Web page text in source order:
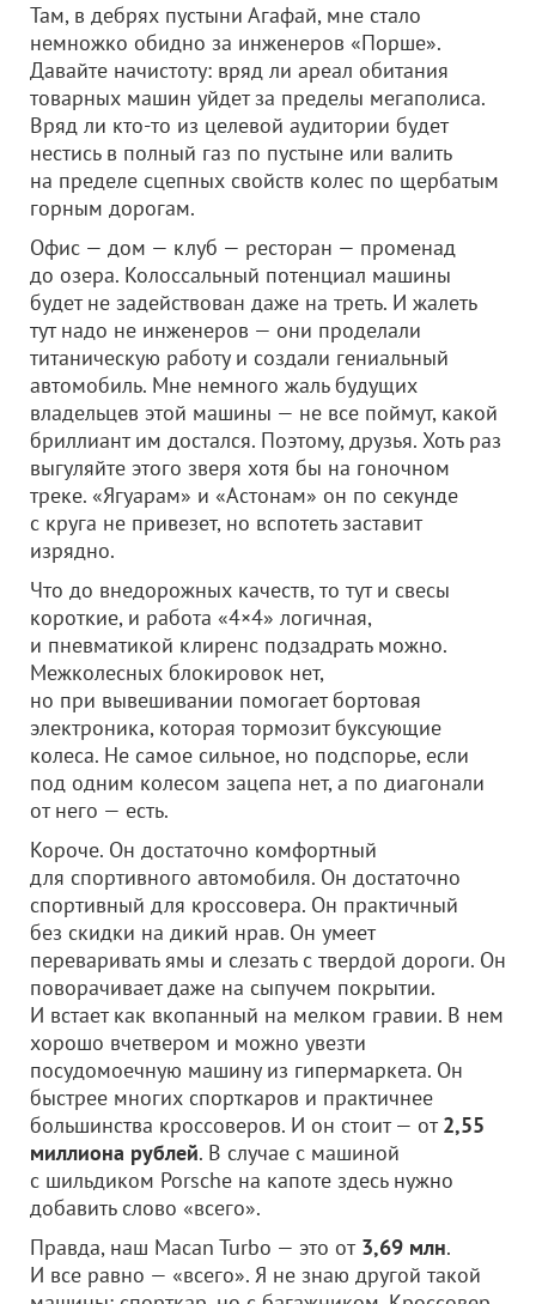
Там, в дебрях пустыни Агафай, мне стало
немножко обидно за инженеров «Порше».
Давайте начистоту: вряд ли ареал обитания
товарных машин уйдет за пределы мегаполиса.
Вряд ли кто-то из целевой аудитории будет
нестись в полный газ по пустыне или валить
на пределе сцепных свойств колес по щербатым
горным дорогам.
Офис — дом — клуб — ресторан — променад
до озера. Колоссальный потенциал машины
будет не задействован даже на треть. И жалеть
тут надо не инженеров — они проделали
титаническую работу и создали гениальный
автомобиль. Мне немного жаль будущих
владельцев этой машины — не все поймут, какой
бриллиант им достался. Поэтому, друзья. Хоть раз
выгуляйте этого зверя хотя бы на гоночном
треке. «Ягуарам» и «Астонам» он по секунде
с круга не привезет, но вспотеть заставит
изрядно.
Что до внедорожных качеств, то тут и свесы
короткие, и работа «4×4» логичная,
и пневматикой клиренс подзадрать можно.
Межколесных блокировок нет,
но при вывешивании помогает бортовая
электроника, которая тормозит буксующие
колеса. Не самое сильное, но подспорье, если
под одним колесом зацепа нет, а по диагонали
от него — есть.
Короче. Он достаточно комфортный
для спортивного автомобиля. Он достаточно
спортивный для кроссовера. Он практичный
без скидки на дикий нрав. Он умеет
переваривать ямы и слезать с твердой дороги. Он
поворачивает даже на сыпучем покрытии.
И встает как вкопанный на мелком гравии. В нем
хорошо вчетвером и можно увезти
посудомоечную машину из гипермаркета. Он
быстрее многих спорткаров и практичнее
большинства кроссоверов. И он стоит — от2,55
миллиона рублей. В случае с машиной
с шильдиком Porsche на капоте здесь нужно
добавить слово «всего».
Правда, наш Macan Turbo — это от3,69 млн.
И все равно — «всего». Я не знаю другой такой